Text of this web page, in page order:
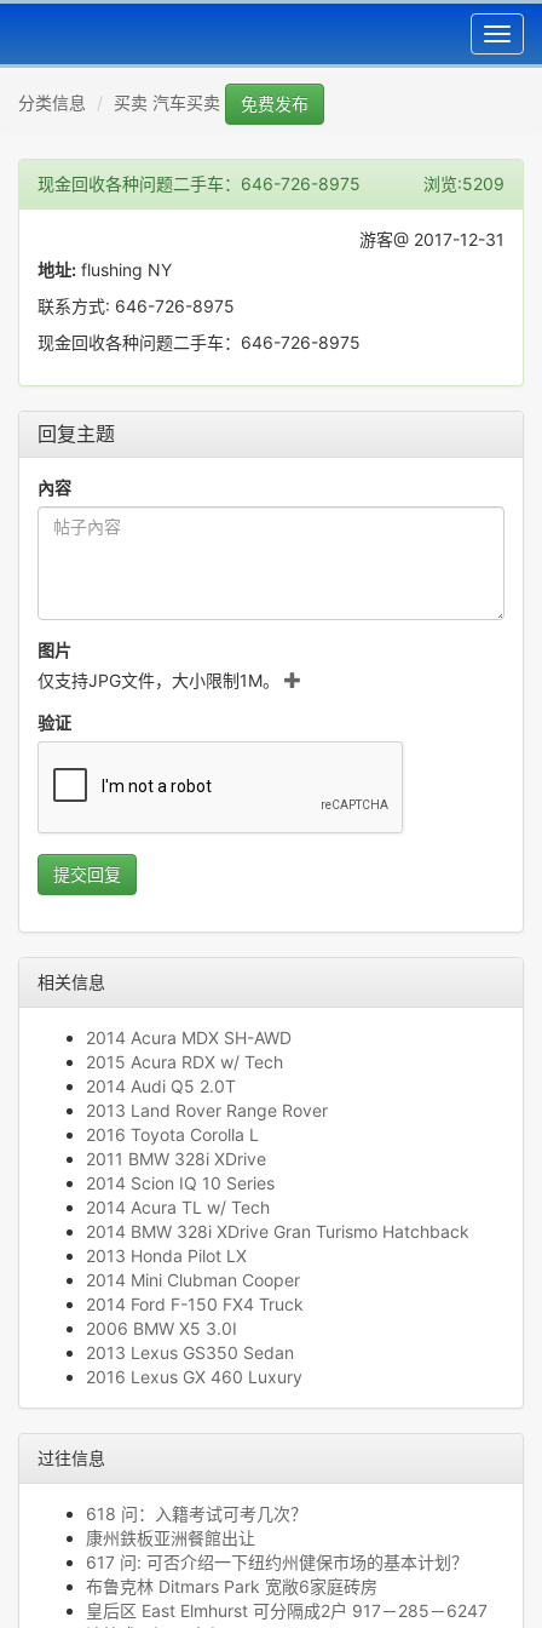
分类信息 买卖 汽车买卖 免费发布
现金回收各种问题二手车：646-726-8975 浏览:5209
游客@ 2017-12-31
地址: flushing NY
联系方式: 646-726-8975
现金回收各种问题二手车：646-726-8975
回复主题
內容
图片
仅支持JPG文件，大小限制1M。
验证
提交回复
相关信息
2014 Acura MDX SH-AWD
2015 Acura RDX w/ Tech
2014 Audi Q5 2.0T
2013 Land Rover Range Rover
2016 Toyota Corolla L
2011 BMW 328i XDrive
2014 Scion IQ 10 Series
2014 Acura TL w/ Tech
2014 BMW 328i XDrive Gran Turismo Hatchback
2013 Honda Pilot LX
2014 Mini Clubman Cooper
2014 Ford F-150 FX4 Truck
2006 BMW X5 3.0I
2013 Lexus GS350 Sedan
2016 Lexus GX 460 Luxury
过往信息
618 问：入籍考试可考几次？
康州鉄板亚洲餐館出让
617 问: 可否介绍一下纽约州健保市场的基本计划？
布鲁克林 Ditmars Park 宽敞6家庭砖房
皇后区 East Elmhurst 可分隔成2户 917－285－6247